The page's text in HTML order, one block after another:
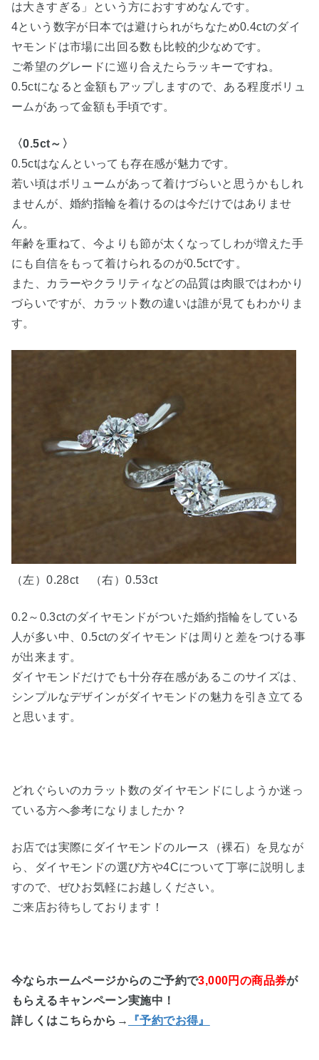
は大きすぎる」という方におすすめなんです。
4という数字が日本では避けられがちなため0.4ctのダイ
ヤモンドは市場に出回る数も比較的少なめです。
ご希望のグレードに巡り合えたらラッキーですね。
0.5ctになると金額もアップしますので、ある程度ボリュ
ームがあって金額も手頃です。
〈0.5ct～〉
0.5ctはなんといっても存在感が魅力です。
若い頃はボリュームがあって着けづらいと思うかもしれ
ませんが、婚約指輪を着けるのは今だけではありませ
ん。
年齢を重ねて、今よりも節が太くなってしわが増えた手
にも自信をもって着けられるのが0.5ctです。
また、カラーやクラリティなどの品質は肉眼ではわかり
づらいですが、カラット数の違いは誰が見てもわかりま
す。
（左）0.28ct （右）0.53ct
0.2～0.3ctのダイヤモンドがついた婚約指輪をしている
人が多い中、0.5ctのダイヤモンドは周りと差をつける事
が出来ます。
ダイヤモンドだけでも十分存在感があるこのサイズは、
シンプルなデザインがダイヤモンドの魅力を引き立てる
と思います。
どれぐらいのカラット数のダイヤモンドにしようか迷っ
ている方へ参考になりましたか？
お店では実際にダイヤモンドのルース（裸石）を見なが
ら、ダイヤモンドの選び方や4Cについて丁寧に説明しま
すので、ぜひお気軽にお越しください。
ご来店お待ちしております！
今ならホームページからのご予約で3,000円の商品券が
もらえるキャンペーン実施中！
詳しくはこちらから→
『予約でお得』